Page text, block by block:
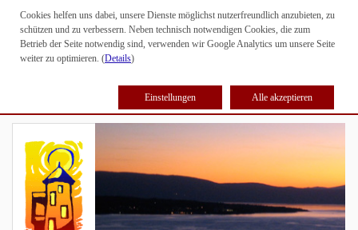
Cookies helfen uns dabei, unsere Dienste möglichst nutzerfreundlich anzubieten, zu
schützen und zu verbessern. Neben technisch notwendigen Cookies, die zum
Betrieb der Seite notwendig sind, verwenden wir Google Analytics um unsere Seite
weiter zu optimieren. (Details)
Einstellungen Alle akzeptieren